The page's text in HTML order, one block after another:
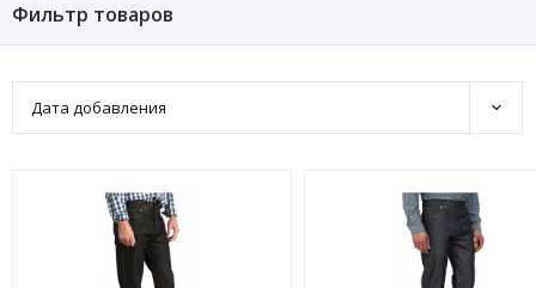
Фильтр товаров
Дата добавления